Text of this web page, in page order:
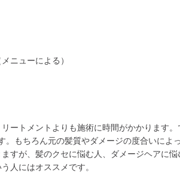
ニューによる）
ートメントよりも施術に時間がかかります。
。もちろん元の髪質やダメージの度合いによ
すが、髪のクセに悩む人、ダメージヘアに悩
人にはオススメです。